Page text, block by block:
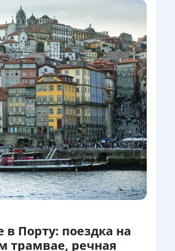
Порту: поездка на
трамвае, речная